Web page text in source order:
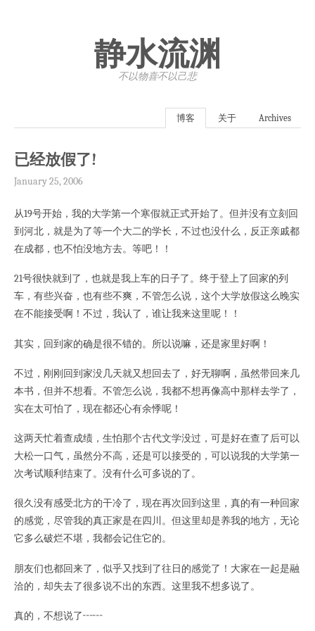
静水流渊
不以物喜·不以己悲
博客 关于 Archives
已经放假了!
January 25, 2006
从19号开始，我的大学第一个寒假就正式开始了。但并没有立刻回
到河北，就是为了等一个大二的学长，不过也没什么，反正亲戚都
在成都，也不怕没地方去。等吧！！
21号很快就到了，也就是我上车的日子了。终于登上了回家的列
车，有些兴奋，也有些不爽，不管怎么说，这个大学放假这么晚实
在不能接受啊！不过，我认了，谁让我来这里呢！！
其实，回到家的确是很不错的。所以说嘛，还是家里好啊！
不过，刚刚回到家没几天就又想回去了，好无聊啊，虽然带回来几
本书，但并不想看。不管怎么说，我都不想再像高中那样去学了，
实在太可怕了，现在都还心有余悸呢！
这两天忙着查成绩，生怕那个古代文学没过，可是好在查了后可以
大松一口气，虽然分不高，还是可以接受的，可以说我的大学第一
次考试顺利结束了。没有什么可多说的了。
很久没有感受北方的干冷了，现在再次回到这里，真的有一种回家
的感觉，尽管我的真正家是在四川。但这里却是养我的地方，无论
它多么破烂不堪，我都会记住它的。
朋友们也都回来了，似乎又找到了往日的感觉了！大家在一起是融
洽的，却失去了很多说不出的东西。这里我不想多说了。
真的，不想说了┅┅